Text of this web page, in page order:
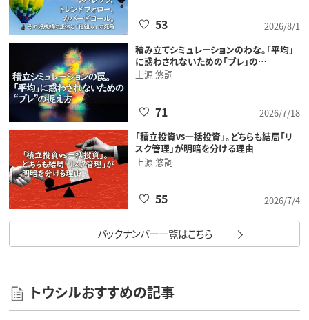
2026/8/1
53
積み立てシミュレーションのわな。「平均」
に惑わされないための「ブレ」の…
上源 悠詞
2026/7/18
71
「積立投資vs一括投資」。どちらも結局「リ
スク管理」が明暗を分ける理由
上源 悠詞
2026/7/4
55
バックナンバー一覧はこちら
トウシルおすすめの記事